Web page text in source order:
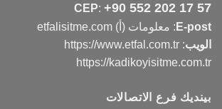
CEP: +90 552 202 17 57
E-post : معلومات (أ) etfalisitme.com
الويب:
https://www.etfal.com.tr
https://kadikoyisitme.com.tr
بينديك فرع الاتصالات